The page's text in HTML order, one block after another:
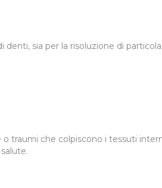
denti, sia per la risoluzione di
traumi che colpiscono i tessuti